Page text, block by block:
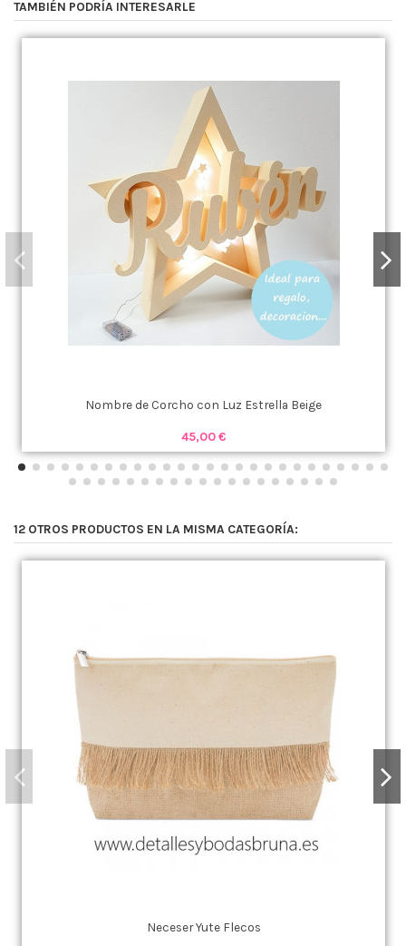
TAMBIÉN PODRÍA INTERESARLE
Nombre de Corcho con Luz Estrella Beige
45,00 €
12 OTROS PRODUCTOS EN LA MISMA CATEGORÍA:
Neceser Yute Flecos